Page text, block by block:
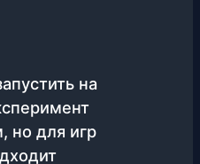
на
но для игр